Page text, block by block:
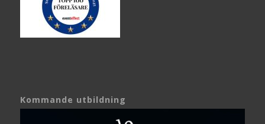
Kommande utbildning